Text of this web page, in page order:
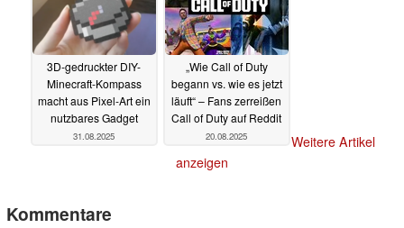
3D-gedruckter DIY-
Minecraft-Kompass
macht aus Pixel-Art ein
nutzbares Gadget
31.08.2025
„Wie Call of Duty
begann vs. wie es jetzt
läuft“ – Fans zerreißen
Call of Duty auf Reddit
20.08.2025
Weitere Artikel
anzeigen
Kommentare